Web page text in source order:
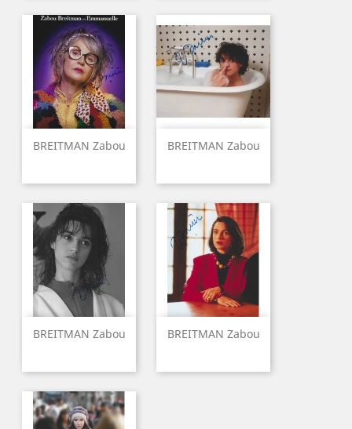
BREITMAN Zabou BREITMAN Zabou
BREITMAN Zabou BREITMAN Zabou